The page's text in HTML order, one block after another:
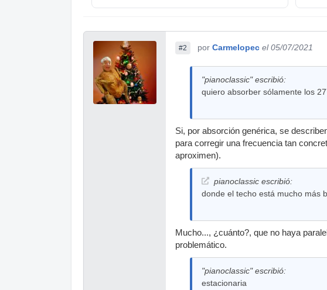
#2 por Carmelopec el 05/07/2021
"pianoclassic" escribió:
quiero absorber sólamente los
Si, por absorción genérica, se
para corregir una frecuencia tan
aproximen).
pianoclassic escribió:
donde el techo está mucho más
Mucho..., ¿cuánto?, que no haya
problemático.
"pianoclassic" escribió:
estacionaria